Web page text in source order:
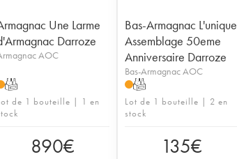
Une Larme
Darroze
AOC
T
de 1 bouteille | 1 en
890€
Bas-Armagnac L'unique
Assemblage 50eme
Anniversaire Darroze
Bas-Armagnac AOC
T
Lot de 1 bouteille | 2 en
stock
135€